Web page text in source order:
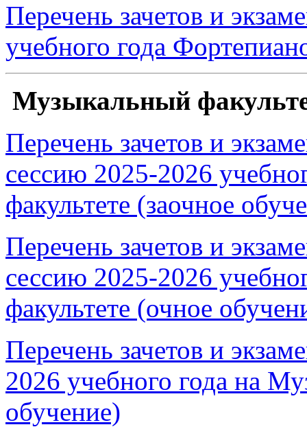
Перечень зачетов и
учебного года
Музыкальный
Перечень зачетов и
сессию 2025-2026
факультете (заочное
Перечень зачетов и
сессию 2025-2026
факультете (очное
Перечень зачетов и
2026 учебного года на
обучение)